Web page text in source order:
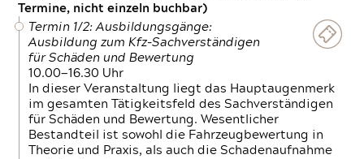
Termine, nicht einzeln buchbar)
Termin 1/2: Ausbildungsgänge:
Ausbildung zum Kfz-Sachverständigen
für Schäden und Bewertung
10.00—16.30 Uhr
In dieser Veranstaltung liegt das Hauptaugenmerk
im gesamten Tätigkeitsfeld des Sachverständigen
für Schäden und Bewertung. Wesentlicher
Bestandteil ist sowohl die Fahrzeugbewertung in
Theorie und Praxis, als auch die Schadenaufnahme